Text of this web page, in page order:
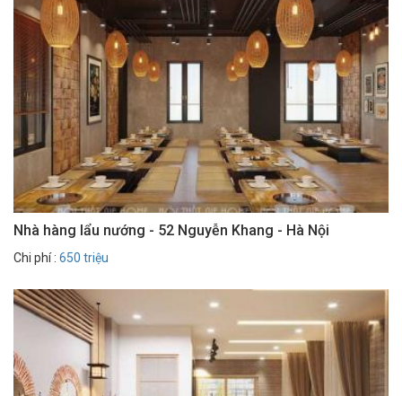
Nhà hàng lẩu nướng - 52 Nguyễn Khang - Hà Nội
Chi phí : 650 triệu